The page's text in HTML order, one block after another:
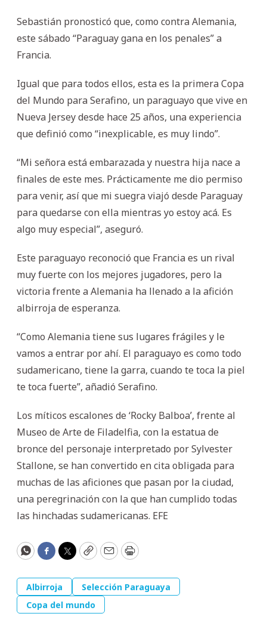
Sebastián pronosticó que, como contra Alemania,
este sábado “Paraguay gana en los penales” a
Francia.
Igual que para todos ellos, esta es la primera Copa
del Mundo para Serafino, un paraguayo que vive en
Nueva Jersey desde hace 25 años, una experiencia
que definió como “inexplicable, es muy lindo”.
“Mi señora está embarazada y nuestra hija nace a
finales de este mes. Prácticamente me dio permiso
para venir, así que mi suegra viajó desde Paraguay
para quedarse con ella mientras yo estoy acá. Es
algo muy especial”, aseguró.
Este paraguayo reconoció que Francia es un rival
muy fuerte con los mejores jugadores, pero la
victoria frente a Alemania ha llenado a la afición
albirroja de esperanza.
“Como Alemania tiene sus lugares frágiles y le
vamos a entrar por ahí. El paraguayo es como todo
sudamericano, tiene la garra, cuando te toca la piel
te toca fuerte”, añadió Serafino.
Los míticos escalones de ‘Rocky Balboa’, frente al
Museo de Arte de Filadelfia, con la estatua de
bronce del personaje interpretado por Sylvester
Stallone, se han convertido en cita obligada para
muchas de las aficiones que pasan por la ciudad,
una peregrinación con la que han cumplido todas
las hinchadas sudamericanas. EFE
WhatsApp
Facebook
Twitter
CopyEmailPrint
Albirroja
Selección Paraguaya
Copa del mundo